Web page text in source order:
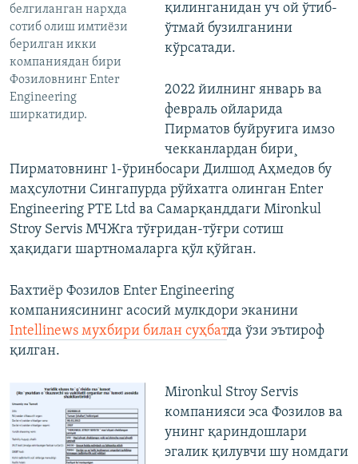
белгиланган нархда
сотиб олиш имтиëзи
берилган икки
компаниядан бири
Фозиловнинг Enter
Engineering
ширкатидир.
қилинганидан уч ой ўтиб-
ўтмай бузилганини
кўрсатади.
2022 йилнинг январь ва
февраль ойларида
Пирматов буйруғига имзо
чекканлардан бири¸
Пирматовнинг 1-ўринбосари Дилшод Аҳмедов бу
маҳсулотни Сингапурда рўйхатга олинган Enter
Engineering PTE Ltd ва Самарқанддаги Mironkul
Stroy Servis МЧЖга тўғридан-тўғри сотиш
ҳақидаги шартномаларга қўл қўйган.
Бахтиëр Фозилов Enter Engineering
компаниясининг асосий мулкдори эканини
Intellinews мухбири билан суҳбатда ўзи эътироф
қилган.
Mironkul Stroy Servis
компанияси эса Фозилов ва
унинг қариндошлари
эгалик қилувчи шу номдаги